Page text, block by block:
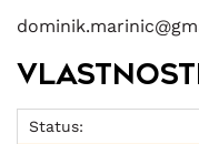
Status: